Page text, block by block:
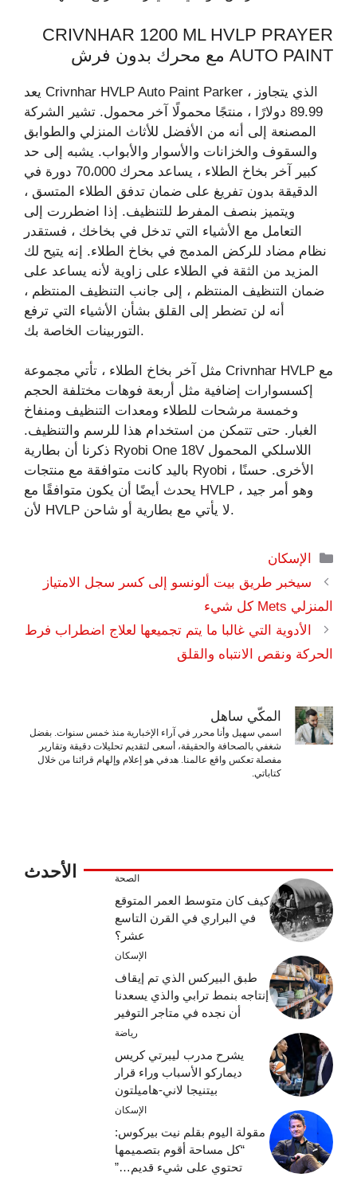
CRIVNHAR 1200 ML HVLP PRAYER
AUTO PAINT مع محرك بدون فرش
يعد Crivnhar HVLP Auto Paint Parker ، الذي يتجاوز
89.99 دولارًا ، منتجًا محمولًا آخر محمول. تشير الشركة
المصنعة إلى أنه من الأفضل للأثاث المنزلي والطوابق
والسقوف والخزانات والأسوار والأبواب. يشبه إلى حد
كبير آخر بخاخ الطلاء ، يساعد محرك 70،000 دورة في
الدقيقة بدون تفريغ على ضمان تدفق الطلاء المتسق ،
ويتميز بنصف المفرط للتنظيف. إذا اضطررت إلى
التعامل مع الأشياء التي تدخل في بخاخك ، فستقدر
نظام مضاد للركض المدمج في بخاخ الطلاء. إنه يتيح لك
المزيد من الثقة في الطلاء على زاوية لأنه يساعد على
ضمان التنظيف المنتظم ، إلى جانب التنظيف المنتظم ،
أنه لن تضطر إلى القلق بشأن الأشياء التي ترفع
التوربينات الخاصة بك.
مثل آخر بخاخ الطلاء ، تأتي مجموعة Crivnhar HVLP مع
إكسسوارات إضافية مثل أربعة فوهات مختلفة الحجم
وخمسة مرشحات للطلاء ومعدات التنظيف ومنفاخ
الغبار. حتى تتمكن من استخدام هذا للرسم والتنظيف.
ذكرنا أن بطارية Ryobi One 18V اللاسلكي المحمول
باليد كانت متوافقة مع منتجات Ryobi الأخرى. حسنًا ،
يحدث أيضًا أن يكون متوافقًا مع HVLP ، وهو أمر جيد
لأن HVLP لا يأتي مع بطارية أو شاحن.
التصنيفات
الإسكان
سيخبر طريق بيت ألونسو إلى كسر سجل الامتياز
المنزلي Mets كل شيء
الأدوية التي غالبا ما يتم تجميعها لعلاج اضطراب فرط
الحركة ونقص الانتباه والقلق
المكّي ساهل
اسمي سهيل وأنا محرر في آراء الإخبارية منذ خمس سنوات. بفضل
شغفي بالصحافة والحقيقة، أسعى لتقديم تحليلات دقيقة وتقارير
مفصلة تعكس واقع عالمنا. هدفي هو إعلام وإلهام قرائنا من خلال
كتاباتي.
الأحدث الصحة
كيف كان متوسط ​​العمر المتوقع
في البراري في القرن التاسع
عشر؟
الإسكان
طبق البيركس الذي تم إيقاف
إنتاجه بنمط ترابي والذي يسعدنا
أن نجده في متاجر التوفير
رياضة
يشرح مدرب ليبرتي كريس
ديماركو الأسباب وراء قرار
بيتنيجا لاني-هاميلتون
الإسكان
مقولة اليوم بقلم نيت بيركوس:
“كل مساحة أقوم بتصميمها
تحتوي على شيء قديم…”